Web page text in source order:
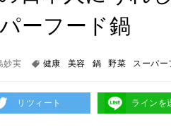
ーフード鍋
妙実 健康 美容 鍋 野菜 スーパー
リツィート ラインを